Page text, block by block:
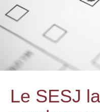
Le SESJ